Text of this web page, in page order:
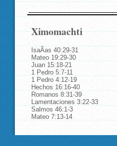
Ximomachti
IsaÃ­as 40:29-31
Mateo 19:29-30
Juan 15:18-21
1 Pedro 5:7-11
1 Pedro 4:12-19
Hechos 16:16-40
Romanos 8:31-39
Lamentaciones 3:22-33
Salmos 46:1-3
Mateo 7:13-14